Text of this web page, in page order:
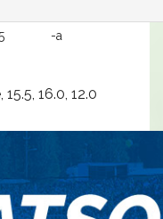
-a
16.0, 12.0